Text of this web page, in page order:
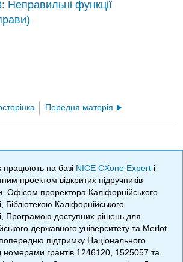
Неправильні функції
Передня матерія
працюють на базі NICE CXone Expert і
проектом відкритих підручників
Офісом проректора Каліфорнійського
Бібліотекою Каліфорнійського
Програмою доступних рішень для
державного університету та Merlot.
підтримку Національного
номерами грантів 1246120, 1525057 та